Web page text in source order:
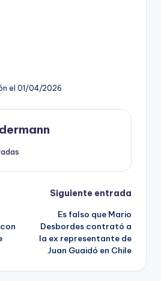
el 01/04/2026
Siguiente entrada
Es falso que Mario
Desbordes contrató a
la ex representante de
Juan Guaidó en Chile